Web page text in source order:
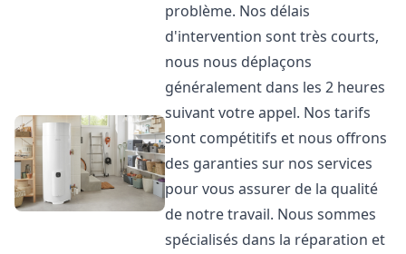
problème. Nos délais
d'intervention sont très courts,
nous nous déplaçons
généralement dans les 2 heures
suivant votre appel. Nos tarifs
sont compétitifs et nous offrons
des garanties sur nos services
pour vous assurer de la qualité
de notre travail. Nous sommes
spécialisés dans la réparation et